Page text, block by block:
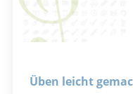
Üben leicht